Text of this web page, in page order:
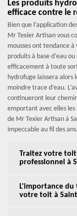
Les produits
efficace contre le
Bien que l’application
Mr Texier Artisan vous
mousses ont tendance
produits à base d'eau
efficacement à toute
hydrofuge laissera alors
moindre trace d’eau.
continueront leur
emportant avec elles
de Mr Texier Artisan à
impeccable au fil des ans.
Traitez votre
professionnel à
L'importance
votre toit à